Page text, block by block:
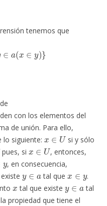
tenemos que
y
con los elementos del
de unión. Para ello,
lo siguiente:
x∈U
si y sólo
pues, si
x∈U
, entonces,
y
, en consecuencia,
existe
y∈a
tal que
.
x
tal que existe
y∈a
tal
propiedad que tiene el